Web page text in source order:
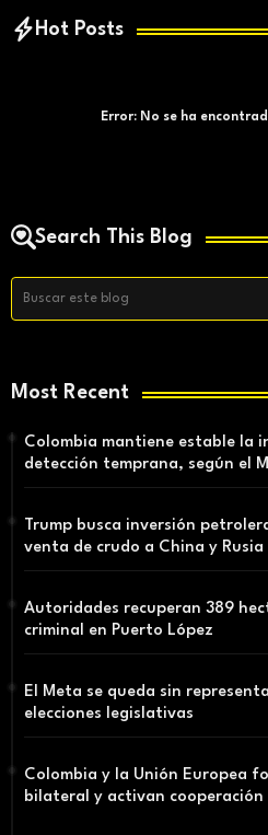
Hot Posts
Error:No se ha
Search This Blog
Most Recent
Colombia mantiene estable la
detección temprana, según el
Trump busca inversión
venta de crudo a China y Rusia
Autoridades recuperan 389
criminal en Puerto López
El Meta se queda sin
elecciones legislativas
Colombia y la Unión Europea
bilateral y activan